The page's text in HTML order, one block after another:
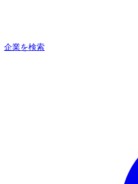
企業を検索